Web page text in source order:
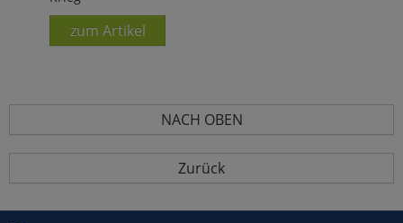
zum Artikel
NACH OBEN
Zurück